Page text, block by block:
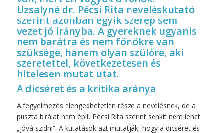
Uzsalyné dr. Pécsi Rita neveléskutató
szerint azonban egyik szerep sem
vezet jó irányba. A gyereknek ugyanis
nem barátra és nem főnökre van
szüksége, hanem olyan szülőre, aki
szeretettel, következetesen és
hitelesen mutat utat.
A dicséret és a kritika aránya
A fegyelmezés elengedhetetlen része a nevelésnek, de a
puszta bírálat nem épít. Pécsi Rita szerint senkit nem lehet
„jóvá szidni”. A kutatások azt mutatják, hogy a dicséret és